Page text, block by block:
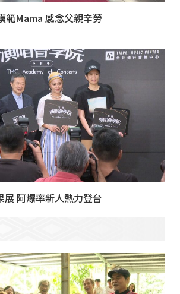
範Mama 感念父親辛勞
展 阿爆率新人熱力登台